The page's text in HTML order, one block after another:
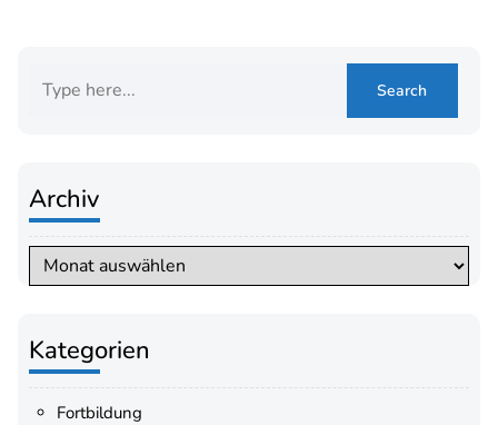
Archiv
Archiv
Kategorien
Fortbildung